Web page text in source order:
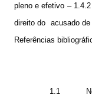
pleno e efetivo –
direito do acusado
Referências
1.1